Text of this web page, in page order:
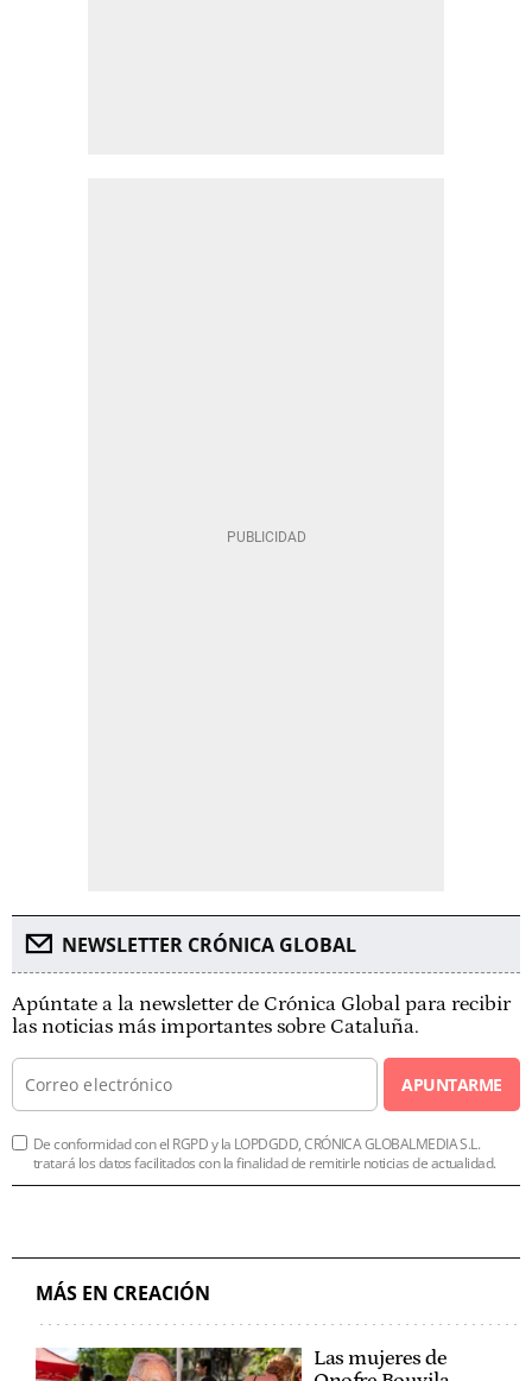
NEWSLETTER CRÓNICA GLOBAL
Apúntate a la newsletter de Crónica Global para recibir
las noticias más importantes sobre Cataluña.
APUNTARME
De conformidad con el RGPD y la LOPDGDD, CRÓNICA GLOBALMEDIA S.L.
tratará los datos facilitados con la finalidad de remitirle noticias de actualidad.
MÁS EN CREACIÓN
Las mujeres de